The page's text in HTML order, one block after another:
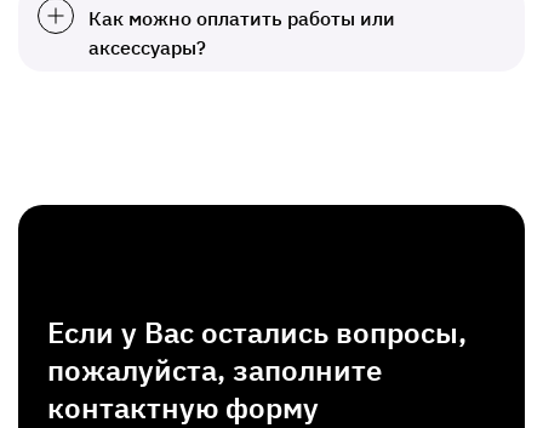
Как можно оплатить работы или
аксессуары?
Если у Вас остались вопросы,
пожалуйста, заполните
контактную форму